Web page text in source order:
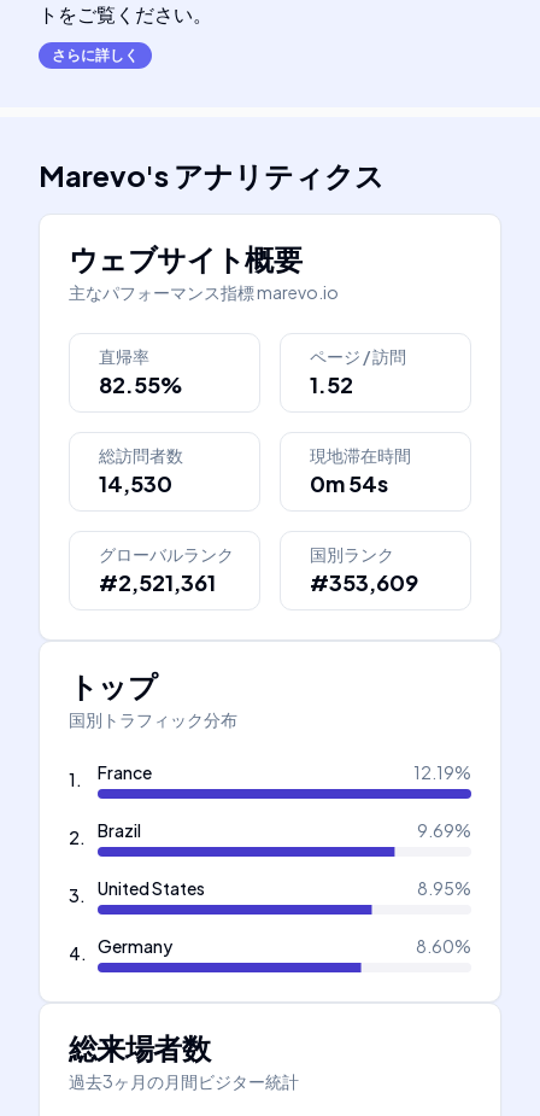
トをご覧ください。
さらに詳しく
Marevo's アナリティクス
ウェブサイト概要
主なパフォーマンス指標marevo.io
直帰率
82.55%
ページ / 訪問
1.52
総訪問者数
14,530
現地滞在時間
0m 54s
グローバルランク
#2,521,361
国別ランク
#353,609
トップ
国別トラフィック分布
1. France 12.19%
2. Brazil 9.69%
3. United States 8.95%
4. Germany 8.60%
総来場者数
過去3ヶ月の月間ビジター統計